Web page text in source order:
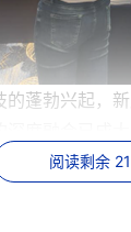
蓬勃兴起，
一。与此同
阅读剩余